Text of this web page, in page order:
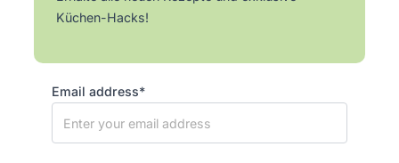
Küchen-Hacks!
Email address*